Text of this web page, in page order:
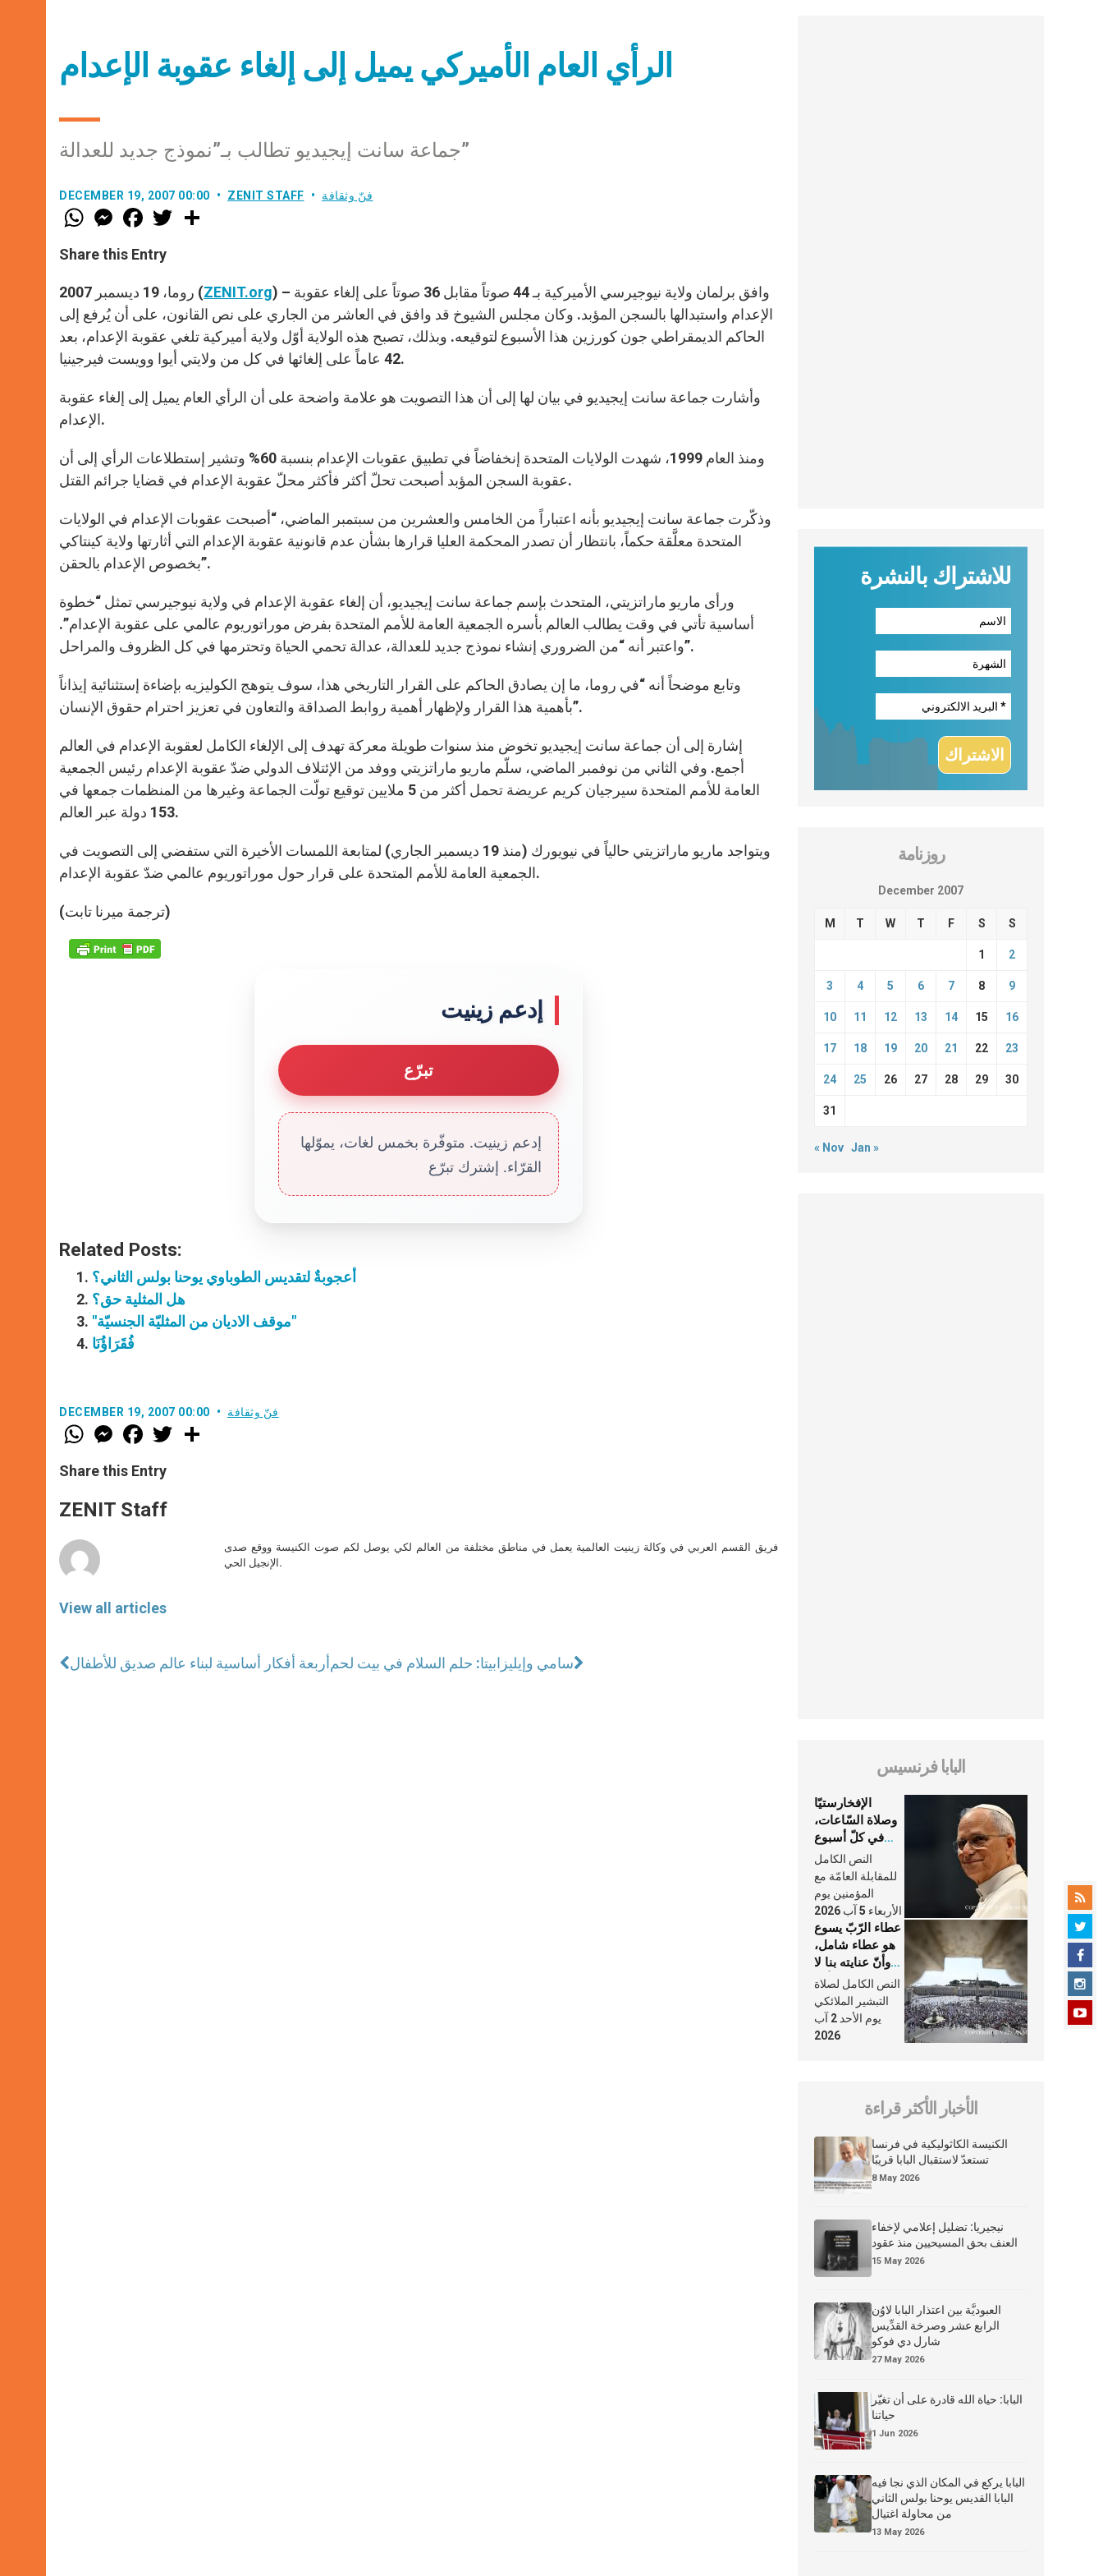
الرأي العام الأميركي يميل إلى إلغاء عقوبة الإعدام
جماعة سانت إيجيديو تطالب بـ”نموذج جديد للعدالة”
DECEMBER 19, 2007 00:00 ZENIT STAFF فنّ وثقافة
W
h
t
s
p
p
M
e
s
e
g
e
r
F
a
e
b
o
k
w
r
Share this Entry
روما، 19 ديسمبر 2007 (ZENIT.org) – وافق برلمان ولاية نيوجيرسي الأميركية بـ 44 صوتاً مقابل 36 صوتاً على إلغاء عقوبة
الإعدام واستبدالها بالسجن المؤبد. وكان مجلس الشيوخ قد وافق في العاشر من الجاري على نص القانون، على أن يُرفع إلى
الحاكم الديمقراطي جون كورزين هذا الأسبوع لتوقيعه. وبذلك، تصبح هذه الولاية أوّل ولاية أميركية تلغي عقوبة الإعدام، بعد
42 عاماً على إلغائها في كل من ولايتي أيوا وويست فيرجينيا.
وأشارت جماعة سانت إيجيديو في بيان لها إلى أن هذا التصويت هو علامة واضحة على أن الرأي العام يميل إلى إلغاء عقوبة
الإعدام.
ومنذ العام 1999، شهدت الولايات المتحدة إنخفاضاً في تطبيق عقوبات الإعدام بنسبة 60% وتشير إستطلاعات الرأي إلى أن
عقوبة السجن المؤبد أصبحت تحلّ أكثر فأكثر محلّ عقوبة الإعدام في قضايا جرائم القتل.
وذكّرت جماعة سانت إيجيديو بأنه اعتباراً من الخامس والعشرين من سبتمبر الماضي، “أصبحت عقوبات الإعدام في الولايات
المتحدة معلَّقة حكماً، بانتظار أن تصدر المحكمة العليا قرارها بشأن عدم قانونية عقوبة الإعدام التي أثارتها ولاية كينتاكي
بخصوص الإعدام بالحقن”.
ورأى ماريو ماراتزيتي، المتحدث بإسم جماعة سانت إيجيديو، أن إلغاء عقوبة الإعدام في ولاية نيوجيرسي تمثل “خطوة
أساسية تأتي في وقت يطالب العالم بأسره الجمعية العامة للأمم المتحدة بفرض موراتوريوم عالمي على عقوبة الإعدام”.
واعتبر أنه “من الضروري إنشاء نموذج جديد للعدالة، عدالة تحمي الحياة وتحترمها في كل الظروف والمراحل”.
وتابع موضحاً أنه “في روما، ما إن يصادق الحاكم على القرار التاريخي هذا، سوف يتوهج الكوليزيه بإضاءة إستثنائية إيذاناً
بأهمية هذا القرار ولإظهار أهمية روابط الصداقة والتعاون في تعزيز احترام حقوق الإنسان”.
إشارة إلى أن جماعة سانت إيجيديو تخوض منذ سنوات طويلة معركة تهدف إلى الإلغاء الكامل لعقوبة الإعدام في العالم
أجمع. وفي الثاني من نوفمبر الماضي، سلّم ماريو ماراتزيتي ووفد من الإئتلاف الدولي ضدّ عقوبة الإعدام رئيس الجمعية
العامة للأمم المتحدة سيرجيان كريم عريضة تحمل أكثر من 5 ملايين توقيع تولّت الجماعة وغيرها من المنظمات جمعها في
153 دولة عبر العالم.
ويتواجد ماريو ماراتزيتي حالياً في نيويورك (منذ 19 ديسمبر الجاري) لمتابعة اللمسات الأخيرة التي ستفضي إلى التصويت في
الجمعية العامة للأمم المتحدة على قرار حول موراتوريوم عالمي ضدّ عقوبة الإعدام.
(ترجمة ميرنا تابت)
إدعم زينيت
تبرّع
إدعم زينيت. متوفّرة بخمس لغات، يموّلها
القرّاء. إشترك تبرّع
Related Posts:
أعجوبةٌ لتقديس الطوباوي يوحنا بولس الثاني؟
هل المثلية حق؟
"موقف الاديان من المثليّة الجنسيّة"
فُقَرَاؤُنَا
DECEMBER 19, 2007 00:00 فنّ وثقافة
W
h
t
s
p
p
M
e
s
e
g
e
F
a
e
b
o
k
w
Share this Entry
ZENIT Staff
View all articles
فريق القسم العربي في وكالة زينيت العالمية يعمل في مناطق مختلفة من العالم لكي يوصل لكم صوت الكنيسة ووقع صدى
الإنجيل الحي.
أربعة أفكار أساسية لبناء عالم صديق للأطفالسامي وإيليزابيتا: حلم السلام في بيت لحم
للاشتراك بالنشرة
روزنامة
December 2007
M T W T F S S
1 2
3 4 5 6 7 8 9
10 11 12 13 14 15 16
17 18 19 20 21 22 23
24 25 26 27 28 29 30
31
« Nov Jan »
البابا فرنسيس
الإفخارستيّا
وصلاة السّاعات،
في كلّ أسبوع
وكلّ يوم، هما
النَّفَس في حياة
الكنيسة
النص الكامل
للمقابلة العامّة مع
المؤمنين يوم
الأربعاء 5 آب 2026
عطاء الرّبّ يسوع
هو عطاء شامل،
وأنّ عنايته بنا لا
تغيب عنّا أبدًا
النص الكامل لصلاة
التبشير الملائكي
يوم الأحد 2 آب
2026
الأخبار الأكثر قراءة
الكنيسة الكاثوليكية في فرنسا
تستعدّ لاستقبال البابا قريبًا
8 May 2026
نيجيريا: تضليل إعلامي لإخفاء
العنف بحق المسيحيين منذ عقود
15 May 2026
العبوديَّة بين اعتذار البابا لاوُن
الرابع عشر وصرخة القدِّيس
شارل دي فوكو
27 May 2026
البابا: حياة الله قادرة على أن تغيّر
حياتنا
1 Jun 2026
البابا يركع في المكان الذي نجا فيه
البابا القديس يوحنا بولس الثاني
من محاولة اغتيال
13 May 2026